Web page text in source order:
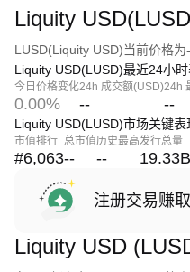
Liquity
LUSD(Liquity USD)当前价格
Liquity USD(LUSD)最近24小
今日价格变化
0.00%
24h 成交额(USD)
--
24h
--
Liquity USD(LUSD)市场关键表
市值排行
#6,063
总市值
--
历史最高
--
发行总量
19.33B
注册交易赚
Liquity USD